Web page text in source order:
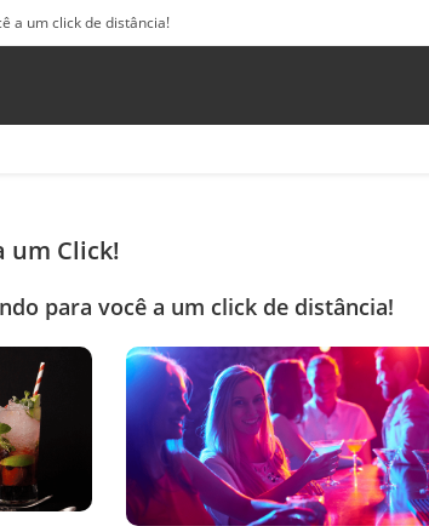
a um click de distância!
um Click!
para você a um click de distância!